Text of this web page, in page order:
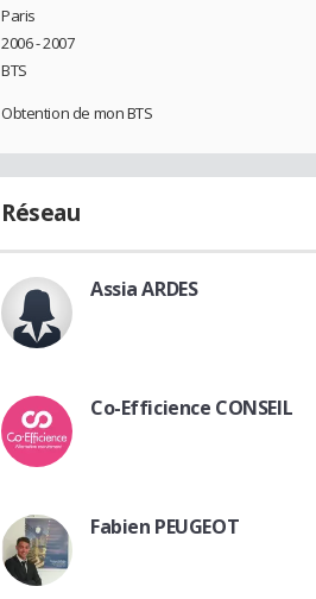
Paris
2006 - 2007
BTS
Obtention de mon BTS
Réseau
Assia ARDES
Co-Efficience CONSEIL
Fabien PEUGEOT